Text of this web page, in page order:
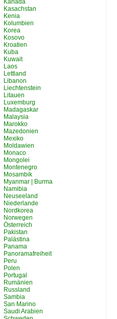
Kanada
Kasachstan
Kenia
Kolumbien
Korea
Kosovo
Kroatien
Kuba
Kuwait
Laos
Lettland
Libanon
Liechtenstein
Litauen
Luxemburg
Madagaskar
Malaysia
Marokko
Mazedonien
Mexiko
Moldawien
Monaco
Mongolei
Montenegro
Mosambik
Myanmar | Burma
Namibia
Neuseeland
Niederlande
Nordkorea
Norwegen
Österreich
Pakistan
Palästina
Panama
Panoramafreiheit
Peru
Polen
Portugal
Rumänien
Russland
Sambia
San Marino
Saudi Arabien